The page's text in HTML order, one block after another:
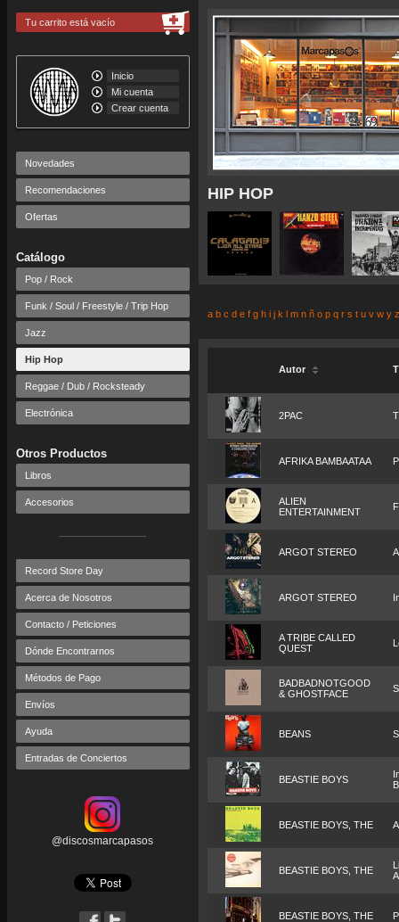
HIP HOP
Tu carrito está vacío
Inicio
Mi cuenta
Crear cuenta
Novedades
Recomendaciones
Ofertas
Catálogo
Pop / Rock
Funk / Soul / Freestyle / Trip Hop
Jazz
Hip Hop
Reggae / Dub / Rocksteady
Electrónica
Otros Productos
Libros
Accesorios
Record Store Day
Acerca de Nosotros
Contacto / Peticiones
Dónde Encontrarnos
Métodos de Pago
Envíos
Ayuda
Entradas de Conciertos
@discosmarcapasos
a b c d e f g h i j k l m n ñ o p q r s t u v w y z
Autor
2PAC
AFRIKA BAMBAATAA
ALIEN
ENTERTAINMENT
ARGOT STEREO
ARGOT STEREO
A TRIBE CALLED
QUEST
BADBADNOTGOOD
& GHOSTFACE
BEANS
BEASTIE BOYS
BEASTIE BOYS, THE
BEASTIE BOYS, THE
BEASTIE BOYS, THE